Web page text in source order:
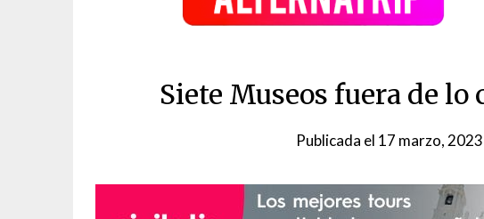
Siete Museos fuera de lo
Publicada el 17 marzo, 2023